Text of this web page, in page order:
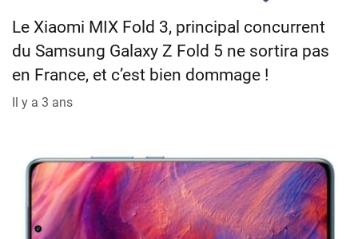
Le Xiaomi MIX Fold 3, principal concurrent
du Samsung Galaxy Z Fold 5 ne sortira pas
en France, et c’est bien dommage !
Il y a 3 ans